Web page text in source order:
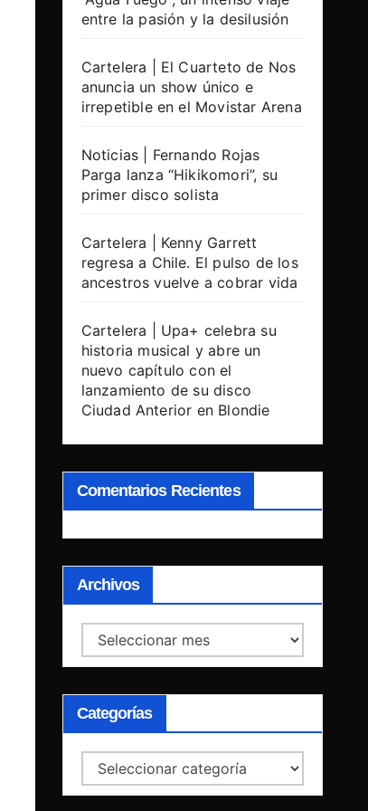
entre la pasión y la desilusión
Cartelera | El Cuarteto de Nos
anuncia un show único e
irrepetible en el Movistar Arena
Noticias | Fernando Rojas
Parga lanza “Hikikomori”, su
primer disco solista
Cartelera | Kenny Garrett
regresa a Chile. El pulso de los
ancestros vuelve a cobrar vida
Cartelera | Upa+ celebra su
historia musical y abre un
nuevo capítulo con el
lanzamiento de su disco
Ciudad Anterior en Blondie
Comentarios Recientes
Archivos
Archivos
Categorías
Categorías